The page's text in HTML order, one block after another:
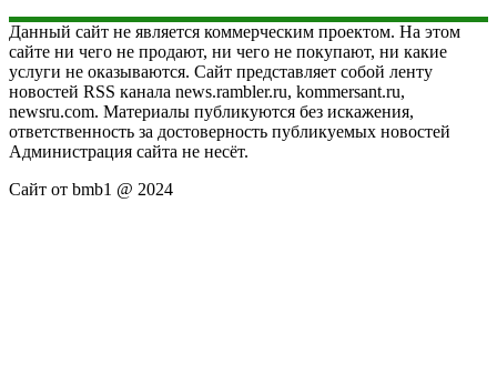
Данный сайт не является коммерческим проектом. На этом
сайте ни чего не продают, ни чего не покупают, ни какие
услуги не оказываются. Сайт представляет собой ленту
новостей RSS канала news.rambler.ru, kommersant.ru,
newsru.com. Материалы публикуются без искажения,
ответственность за достоверность публикуемых новостей
Администрация сайта не несёт.
Сайт от bmb1 @ 2024